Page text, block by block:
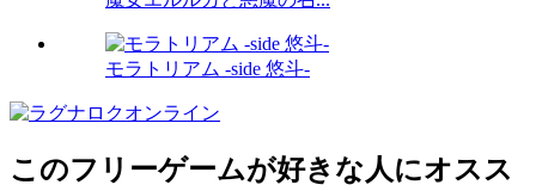
モラトリアム -side 悠斗-
このフリーゲームが好きな人にオスス